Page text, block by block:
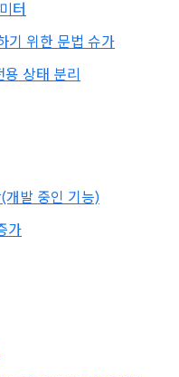
터
기 위한 문법 슈가
상태 분리
개발 중인 기능)
가